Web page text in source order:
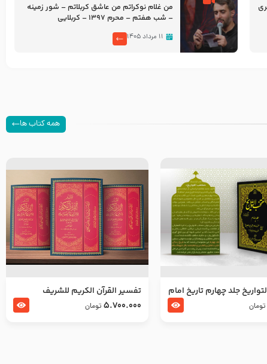
من غلام نوکراتم من عاشق کربلاتم – شور زمینه
– شب هفتم – محرم 1397 – کربلایی
۱۱ مرداد ۱۴۰۵
همه کتاب ها
جلد چهارم تاریخ امام
و امام محمد باقرتومان
تفسير القرآن الكريم للشريف
المرتضي قدس سرّه
5.700.000 تومان